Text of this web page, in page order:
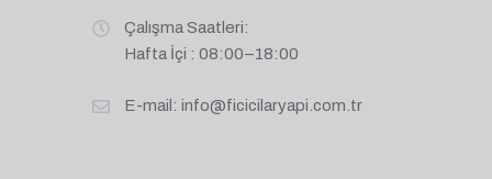
Çalışma Saatleri:
Hafta İçi : 08:00–18:00
E-mail: info@ficicilaryapi.com.tr